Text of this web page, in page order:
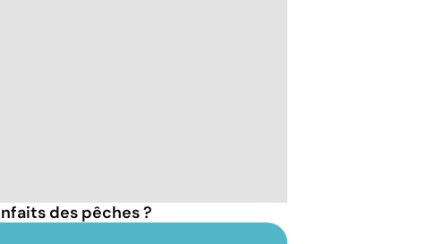
des pêches ?